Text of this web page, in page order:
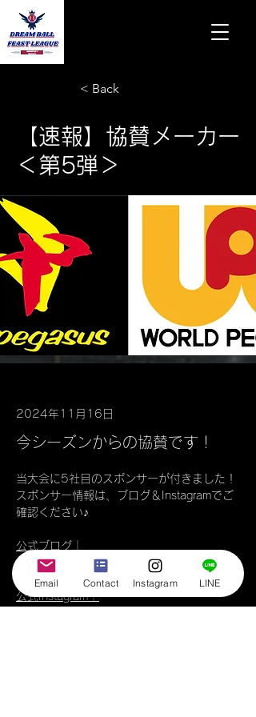
< Back
【速報】協賛メーカー
＜第5弾＞
2024年11月16日
今シーズンからの協賛です！
当大会に5社目のスポンサーが付きました！
スポンサー情報は、ブログ＆Instagramでご
確認ください♪
公式ブログ｜
https://www.cgdbfl.com/post/sponsorship
4-world-pegasus
公式Instagram｜
Email Contact Instagram LINE